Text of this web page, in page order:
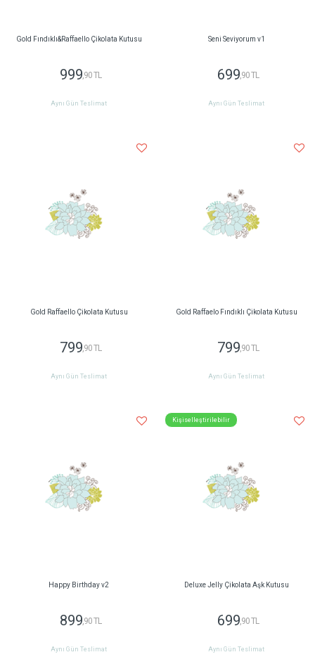
Gold Fındıklı&Raffaello Çikolata Kutusu
999,90 TL
Aynı Gün Teslimat
Seni Seviyorum v1
699,90 TL
Aynı Gün Teslimat
Gold Raffaello Çikolata Kutusu
799,90 TL
Aynı Gün Teslimat
Gold Raffaelo Fındıklı Çikolata Kutusu
799,90 TL
Aynı Gün Teslimat
Happy Birthday v2
899,90 TL
Aynı Gün Teslimat
Kişiselleştirilebilir
Deluxe Jelly Çikolata Aşk Kutusu
699,90 TL
Aynı Gün Teslimat